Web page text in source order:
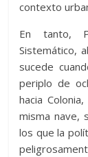
contexto
En tanto,
Sistemático,
sucede
periplo de
hacia
misma nave,
los que la